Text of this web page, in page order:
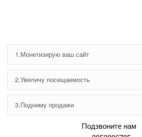
1.Монетизирую ваш сайт
2.Увеличу посещаемость
3.Подниму продажи
Подзвоните нам